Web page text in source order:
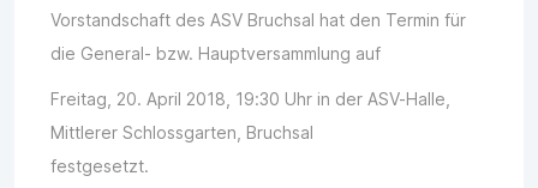
Vorstandschaft des ASV Bruchsal hat den Termin für
die General- bzw. Hauptversammlung auf
Freitag, 20. April 2018, 19:30 Uhr in der ASV-Halle,
Mittlerer Schlossgarten, Bruchsal
festgesetzt.